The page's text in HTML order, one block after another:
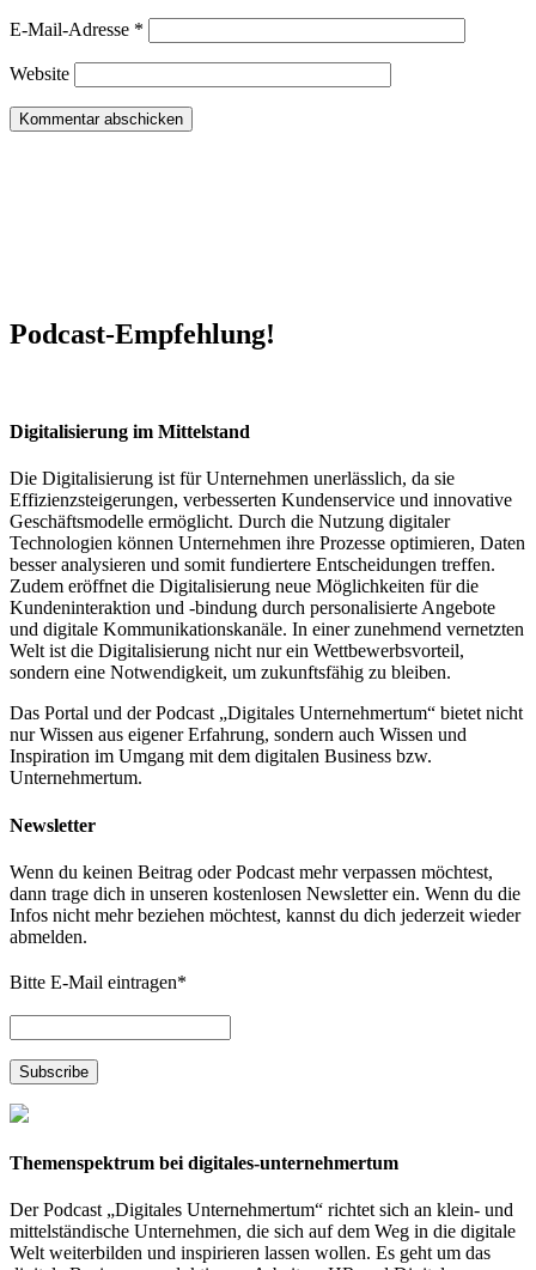
E-Mail-Adresse *
Website
Podcast-Empfehlung!
Digitalisierung im Mittelstand
Die Digitalisierung ist für Unternehmen unerlässlich, da sie
Effizienzsteigerungen, verbesserten Kundenservice und innovative
Geschäftsmodelle ermöglicht. Durch die Nutzung digitaler
Technologien können Unternehmen ihre Prozesse optimieren, Daten
besser analysieren und somit fundiertere Entscheidungen treffen.
Zudem eröffnet die Digitalisierung neue Möglichkeiten für die
Kundeninteraktion und -bindung durch personalisierte Angebote
und digitale Kommunikationskanäle. In einer zunehmend vernetzten
Welt ist die Digitalisierung nicht nur ein Wettbewerbsvorteil,
sondern eine Notwendigkeit, um zukunftsfähig zu bleiben.
Das Portal und der Podcast „Digitales Unternehmertum“ bietet nicht
nur Wissen aus eigener Erfahrung, sondern auch Wissen und
Inspiration im Umgang mit dem digitalen Business bzw.
Unternehmertum.
Newsletter
Wenn du keinen Beitrag oder Podcast mehr verpassen möchtest,
dann trage dich in unseren kostenlosen Newsletter ein. Wenn du die
Infos nicht mehr beziehen möchtest, kannst du dich jederzeit wieder
abmelden.
Bitte E-Mail eintragen*
Themenspektrum bei digitales-unternehmertum
Der Podcast „Digitales Unternehmertum“ richtet sich an klein- und
mittelständische Unternehmen, die sich auf dem Weg in die digitale
Welt weiterbilden und inspirieren lassen wollen. Es geht um das